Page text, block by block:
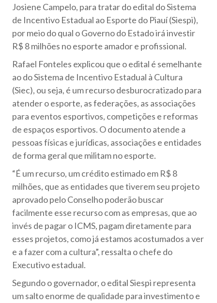
Josiene Campelo, para tratar do edital do Sistema
de Incentivo Estadual ao Esporte do Piauí (Siespi),
por meio do qual o Governo do Estado irá investir
R$ 8 milhões no esporte amador e profissional.
Rafael Fonteles explicou que o edital é semelhante
ao do Sistema de Incentivo Estadual à Cultura
(Siec), ou seja, é um recurso desburocratizado para
atender o esporte, as federações, as associações
para eventos esportivos, competições e reformas
de espaços esportivos. O documento atende a
pessoas físicas e jurídicas, associações e entidades
de forma geral que militam no esporte.
“É um recurso, um crédito estimado em R$ 8
milhões, que as entidades que tiverem seu projeto
aprovado pelo Conselho poderão buscar
facilmente esse recurso com as empresas, que ao
invés de pagar o ICMS, pagam diretamente para
esses projetos, como já estamos acostumados a ver
e a fazer com a cultura”, ressalta o chefe do
Executivo estadual.
Segundo o governador, o edital Siespi representa
um salto enorme de qualidade para investimento e